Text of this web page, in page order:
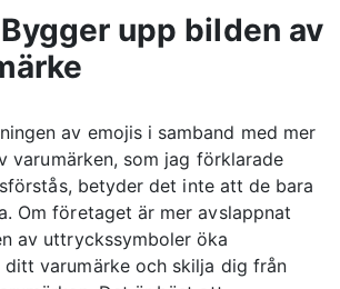
upp bilden av
av emojis i samband med mer
varumärken, som jag förklarade
betyder det inte att de bara
Om företaget är mer avslappnat
av uttryckssymboler öka
ditt varumärke och skilja dig från